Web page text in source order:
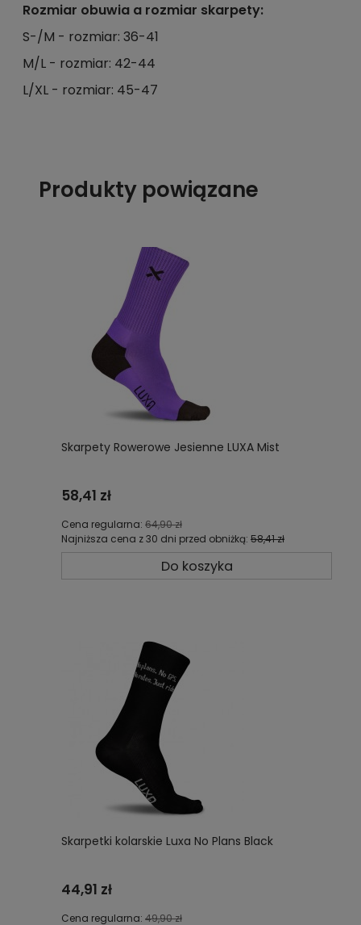
Rozmiar obuwia a rozmiar skarpety:
S-/M - rozmiar: 36-41
M/L - rozmiar: 42-44
L/XL - rozmiar: 45-47
Produkty powiązane
Skarpety Rowerowe Jesienne LUXA Mist
58,41 zł
Cena regularna: 64,90 zł
Najniższa cena z 30 dni przed obniżką: 58,41 zł
Do koszyka
Skarpetki kolarskie Luxa No Plans Black
44,91 zł
Cena regularna: 49,90 zł